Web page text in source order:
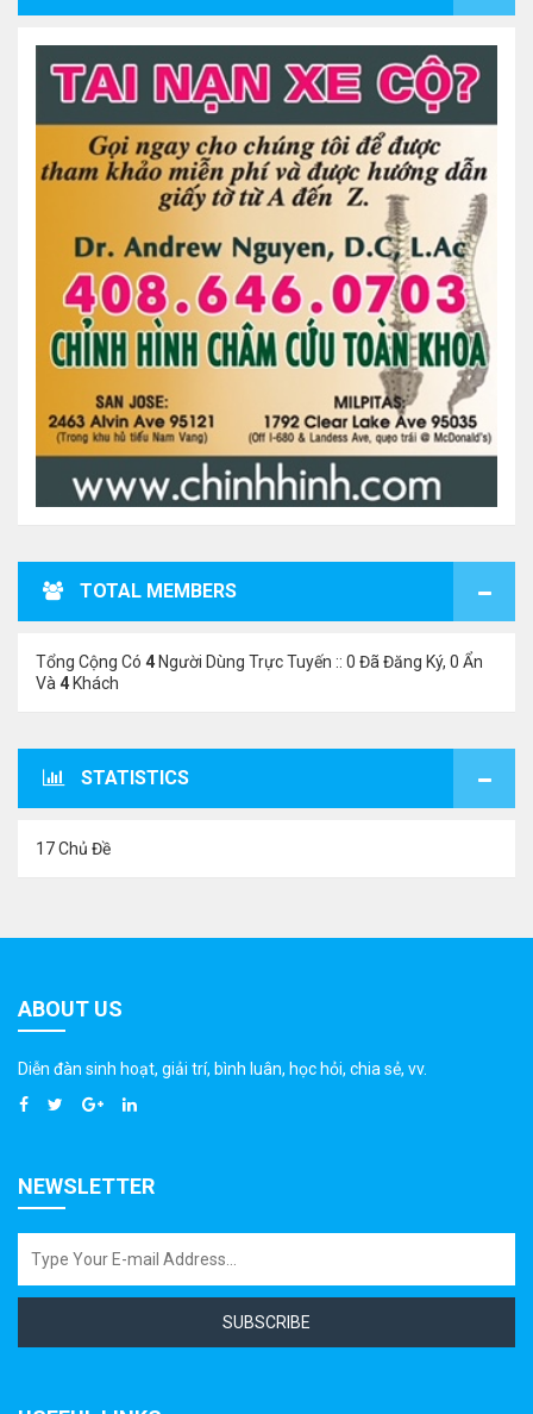
TOTAL MEMBERS
Tổng Cộng Có 4 Người Dùng Trực Tuyến :: 0 Đã Đăng Ký, 0 Ẩn
Và 4 Khách
STATISTICS
17 Chủ Đề
ABOUT US
Diễn đàn sinh hoạt, giải trí, bình luân, học hỏi, chia sẻ, vv.
NEWSLETTER
SUBSCRIBE